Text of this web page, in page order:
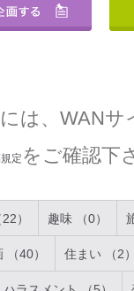
は、WAN
定 をご確認下
） 趣味 （0）
（40） 住まい （2